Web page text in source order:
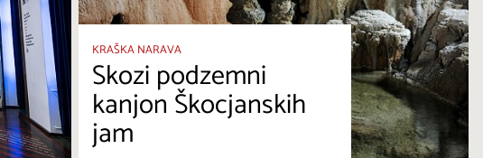
KRAŠKA NARAVA
Skozi podzemni
kanjon Škocjanskih
jam